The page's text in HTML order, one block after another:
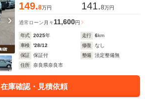
149.8万円 141.8万円
通常ローン 月々11,600円
年式 2025年 走行 6km
車検
'28/12 修復
なし
保証
保証付 整備
法定整備無
住所
奈良県奈良市
在庫確認・見積依頼